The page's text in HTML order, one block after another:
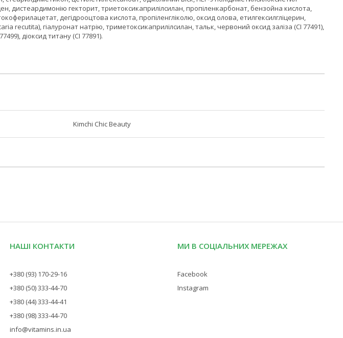
дистеардимонію гекторит, триетоксикаприлілсилан, пропіленкарбонат, бензойна кислота,
дегідрооцтова кислота, пропіленгліколю, оксид олова, етилгексилгліцерин,
recutita), гіалуронат натрію, триметоксикаприлілсилан, тальк, червоний оксид заліза (CI 77491),
діоксид титану (CI 77891).
Kimchi Chic Beauty
НАШІ КОНТАКТИ
+380 (93) 170-29-16
+380 (50) 333-44-70
+380 (44) 333-44-41
+380 (98) 333-44-70
info@vitamins.in.ua
МИ В СОЦІАЛЬНИХ МЕРЕЖАХ
Facebook
Instagram